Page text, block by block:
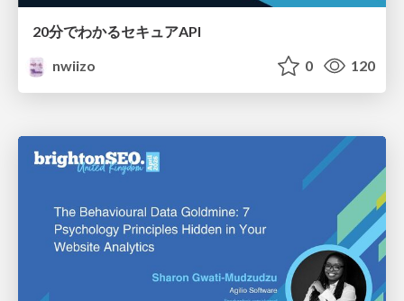
20分でわかるセキュアAPI
nwiizo
0 120